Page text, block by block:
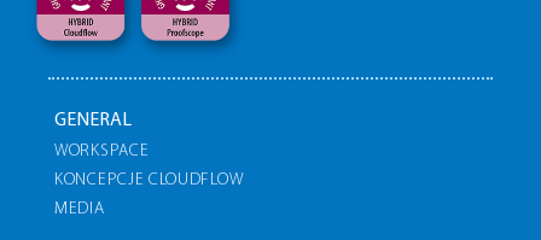
GENERAL
WORKSPACE
KONCEPCJE CLOUDFLOW
MEDIA